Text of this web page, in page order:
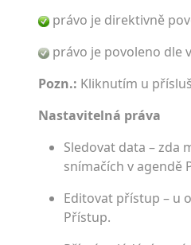
právo je direktivně
právo je povoleno dle
Pozn.: Kliknutím u
Nastavitelná práva
Sledovat data – zda
snímačích v agendě
Editovat přístup – u
Přístup.